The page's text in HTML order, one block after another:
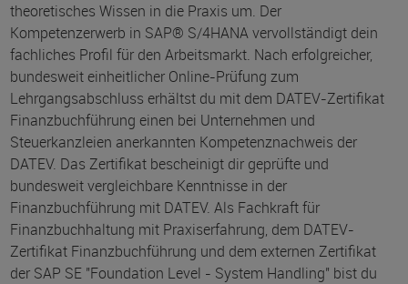
theoretisches Wissen in die Praxis um. Der
Kompetenzerwerb in SAP® S/4HANA vervollständigt dein
fachliches Profil für den Arbeitsmarkt. Nach erfolgreicher,
bundesweit einheitlicher Online-Prüfung zum
Lehrgangsabschluss erhältst du mit dem DATEV-Zertifikat
Finanzbuchführung einen bei Unternehmen und
Steuerkanzleien anerkannten Kompetenznachweis der
DATEV. Das Zertifikat bescheinigt dir geprüfte und
bundesweit vergleichbare Kenntnisse in der
Finanzbuchführung mit DATEV. Als Fachkraft für
Finanzbuchhaltung mit Praxiserfahrung, dem DATEV-
Zertifikat Finanzbuchführung und dem externen Zertifikat
der SAP SE "Foundation Level - System Handling" bist du